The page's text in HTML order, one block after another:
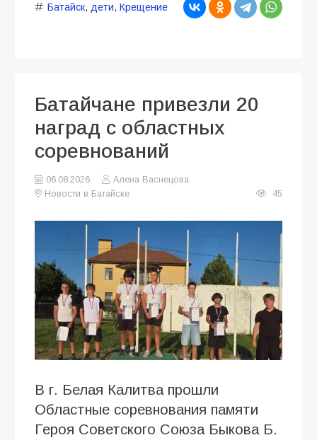
Батайск, дети, Крещение
Батайчане привезли 20
наград с областных
соревнований
06.08.2026
Алена Васнецова
Новости в Батайске
45
В г. Белая Калитва прошли
Областные соревнования памяти
Героя Советского Союза Быкова Б.